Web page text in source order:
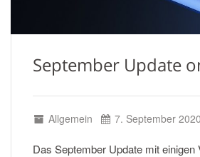
September Update
Allgemein 7. September 2020
Das September Update mit einigen